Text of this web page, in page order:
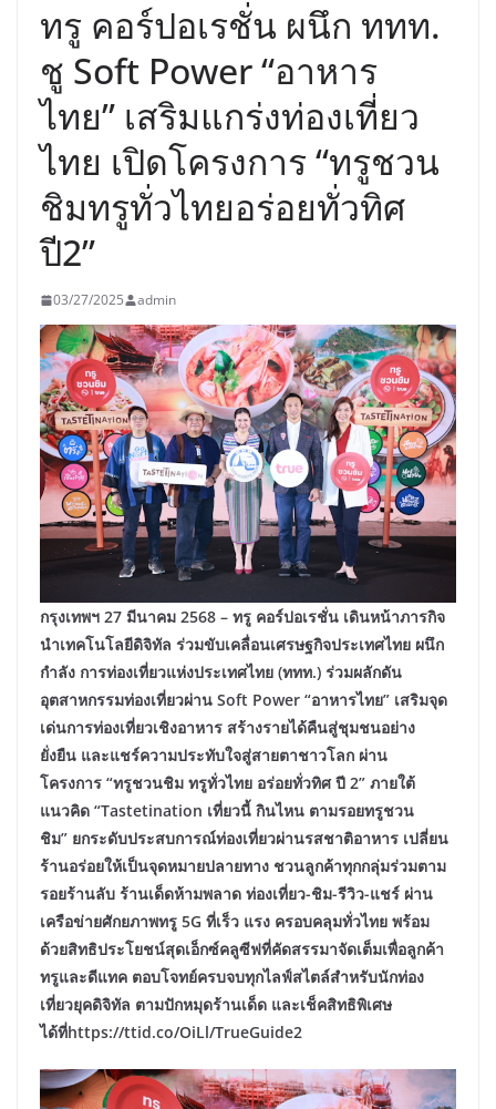
ทรู คอร์ปอเรชั่น ผนึก ททท.
ชู Soft Power “อาหาร
ไทย” เสริมแกร่งท่องเที่ยว
ไทย เปิดโครงการ “ทรูชวน
ชิมทรูทั่วไทยอร่อยทั่วทิศ
ปี2”
03/27/2025 admin
กรุงเทพฯ 27 มีนาคม 2568 – ทรู คอร์ปอเรชั่น เดินหน้าภารกิจ
นำเทคโนโลยีดิจิทัล ร่วมขับเคลื่อนเศรษฐกิจประเทศไทย ผนึก
กำลัง การท่องเที่ยวแห่งประเทศไทย (ททท.) ร่วมผลักดัน
อุตสาหกรรมท่องเที่ยวผ่าน Soft Power “อาหารไทย” เสริมจุด
เด่นการท่องเที่ยวเชิงอาหาร สร้างรายได้คืนสู่ชุมชนอย่าง
ยั่งยืน และแชร์ความประทับใจสู่สายตาชาวโลก ผ่าน
โครงการ “ทรูชวนชิม ทรูทั่วไทย อร่อยทั่วทิศ ปี 2” ภายใต้
แนวคิด “Tastetination เที่ยวนี้ กินไหน ตามรอยทรูชวน
ชิม” ยกระดับประสบการณ์ท่องเที่ยวผ่านรสชาติอาหาร เปลี่ยน
ร้านอร่อยให้เป็นจุดหมายปลายทาง ชวนลูกค้าทุกกลุ่มร่วมตาม
รอยร้านลับ ร้านเด็ดห้ามพลาด ท่องเที่ยว-ชิม-รีวิว-แชร์ ผ่าน
เครือข่ายศักยภาพทรู 5G ที่เร็ว แรง ครอบคลุมทั่วไทย พร้อม
ด้วยสิทธิประโยชน์สุดเอ็กซ์คลูซีฟที่คัดสรรมาจัดเต็มเพื่อลูกค้า
ทรูและดีแทค ตอบโจทย์ครบจบทุกไลฟ์สไตล์สำหรับนักท่อง
เที่ยวยุคดิจิทัล ตามปักหมุดร้านเด็ด และเช็คสิทธิพิเศษ
ได้ที่https://ttid.co/OiLl/TrueGuide2